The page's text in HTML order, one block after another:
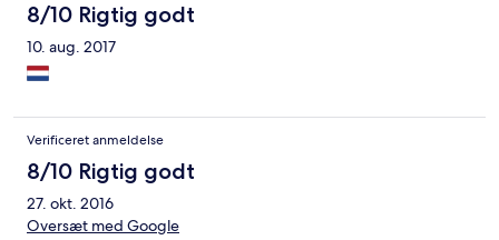
8/10 Rigtig godt
10. aug. 2017
Verificeret anmeldelse
8/10 Rigtig godt
27. okt. 2016
Oversæt med Google